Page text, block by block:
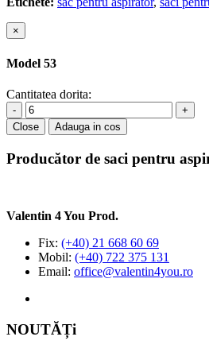
×
Model 53
Cantitatea dorita:
-
+
Close
Adauga in cos
Producător de saci pentru
Valentin 4 You Prod.
Fix: (+40) 21 668 60 69
Mobil: (+40) 722 375 131
Email: office@valentin4you.ro
NOUTĂȚi